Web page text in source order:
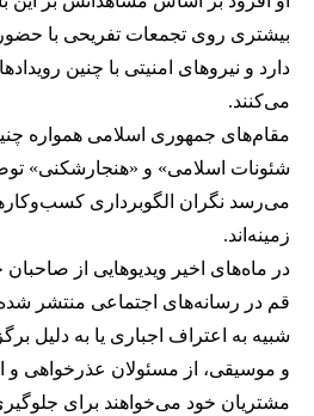
بیشتری روی تجمعات تفریحی با
دارد و نیروهای امنیتی با چنین
می‌کنند.
مقام‌های جمهوری اسلامی همواره
شئونات اسلامی» و «هنجارشکنی»
می‌رسد نگران الگوبرداری
زمینه‌اند.
در ماه‌های اخیر ویدیوهایی از
قم در رسانه‌های اجتماعی منتشر
شبیه به اعتراف اجباری یا به دلیل
و موسیقی، از مسئولان عذرخواهی و
مشتریان خود می‌خواهند برای